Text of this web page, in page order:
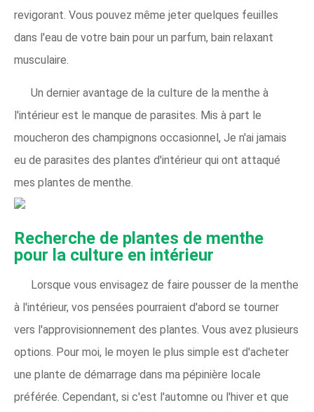
revigorant. Vous pouvez même jeter quelques feuilles
dans l'eau de votre bain pour un parfum, bain relaxant
musculaire.
Un dernier avantage de la culture de la menthe à
l'intérieur est le manque de parasites. Mis à part le
moucheron des champignons occasionnel, Je n'ai jamais
eu de parasites des plantes d'intérieur qui ont attaqué
mes plantes de menthe.
Recherche de plantes de menthe
pour la culture en intérieur
Lorsque vous envisagez de faire pousser de la menthe
à l'intérieur, vos pensées pourraient d'abord se tourner
vers l'approvisionnement des plantes. Vous avez plusieurs
options. Pour moi, le moyen le plus simple est d'acheter
une plante de démarrage dans ma pépinière locale
préférée. Cependant, si c'est l'automne ou l'hiver et que